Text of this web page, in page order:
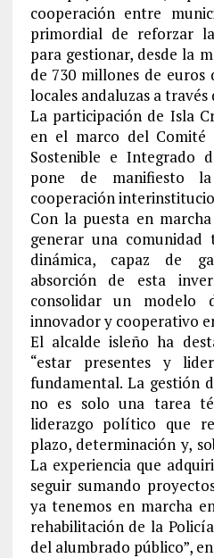
cooperación entre
primordial de reforzar
para gestionar, desde la
de 730 millones de euros
locales andaluzas a través
La participación de Isla
en el marco del Comité
Sostenible e Integrado
pone de manifiesto
cooperación
Con la puesta en
generar una comunidad
dinámica, capaz de
absorción de esta
consolidar un modelo
innovador y cooperativo
El alcalde isleño ha
“estar presentes y
fundamental. La gestión
no es solo una tarea
liderazgo político que
plazo, determinación y,
La experiencia que
seguir sumando
ya tenemos en marcha
rehabilitación de la
del alumbrado público”,